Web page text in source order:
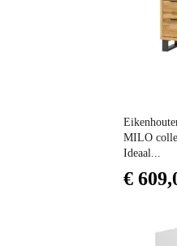
MILO
Ideaal...
€